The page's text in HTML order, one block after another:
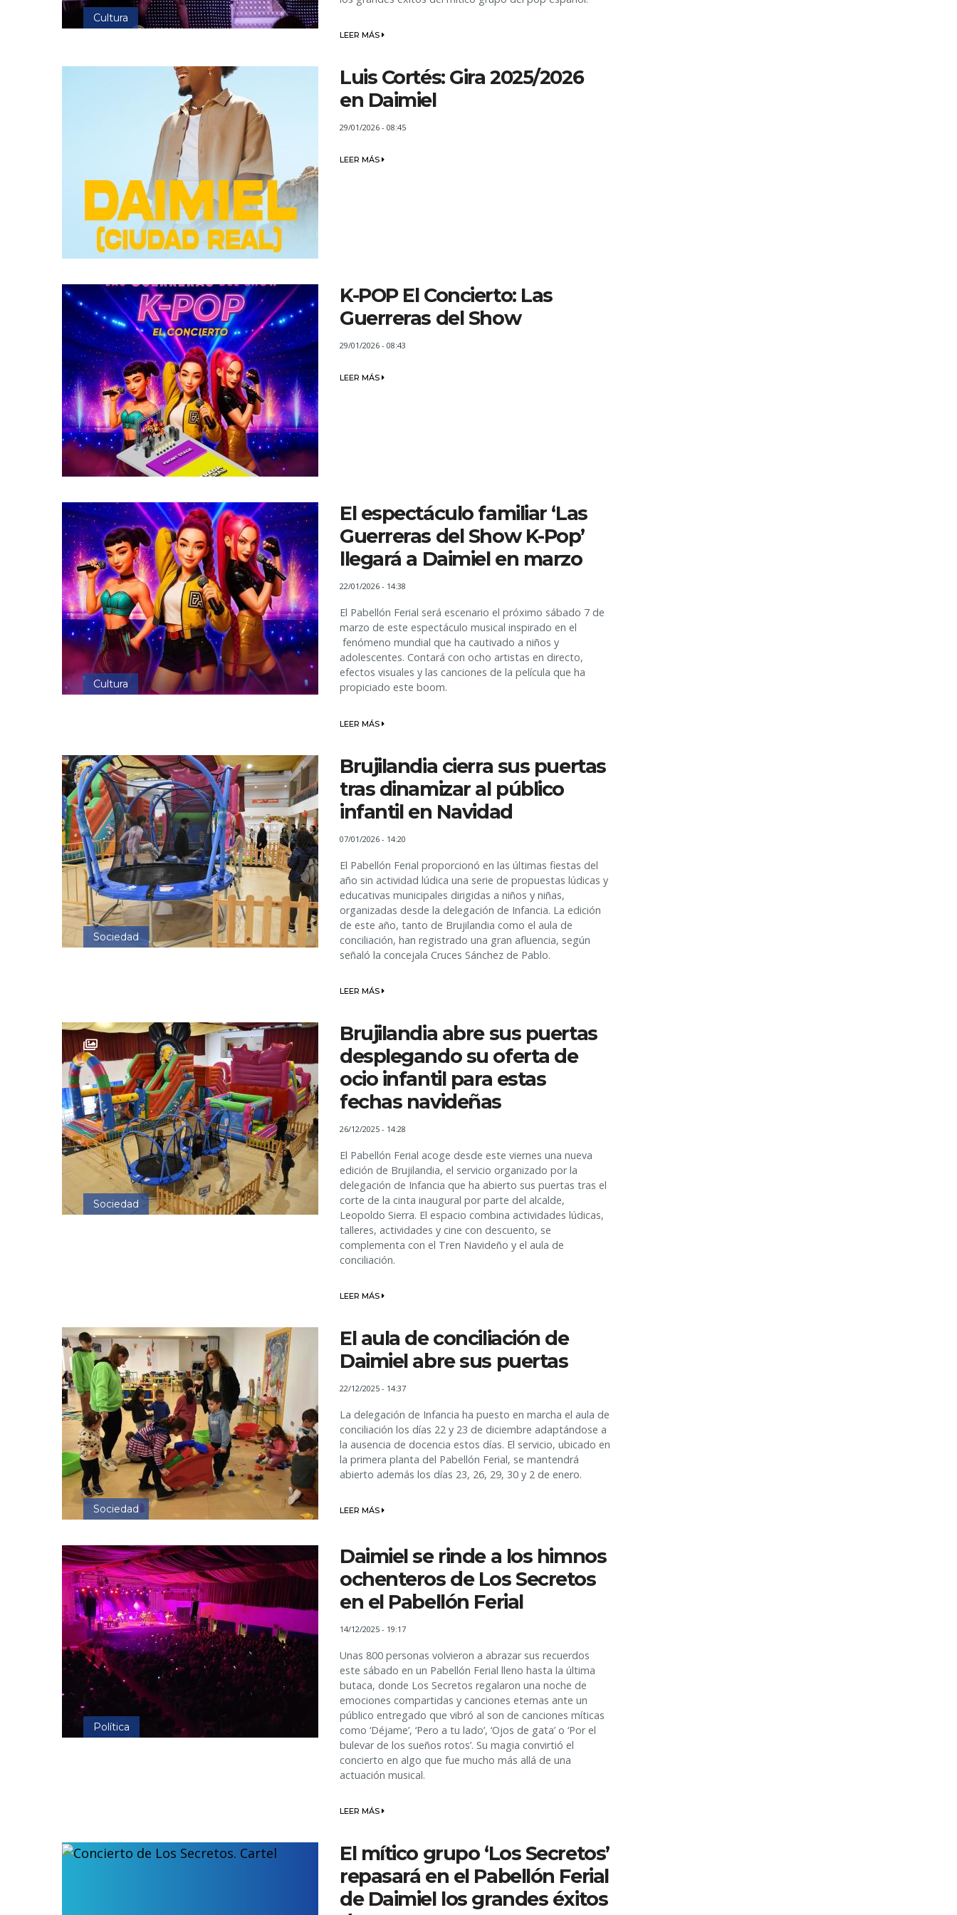
Cultura
LEER MÁS
Luis Cortés: Gira 2025/2026
en Daimiel
29/01/2026 - 08:45
LEER MÁS
K-POP El Concierto: Las
Guerreras del Show
29/01/2026 - 08:43
LEER MÁS
Cultura
El espectáculo familiar ‘Las
Guerreras del Show K-Pop’
llegará a Daimiel en marzo
22/01/2026 - 14:38
El Pabellón Ferial será escenario el próximo sábado 7 de
marzo de este espectáculo musical inspirado en el
fenómeno mundial que ha cautivado a niños y
adolescentes. Contará con ocho artistas en directo,
efectos visuales y las canciones de la película que ha
propiciado este boom.
LEER MÁS
Sociedad
Brujilandia cierra sus puertas
tras dinamizar al público
infantil en Navidad
07/01/2026 - 14:20
El Pabellón Ferial proporcionó en las últimas fiestas del
año sin actividad lúdica una serie de propuestas lúdicas y
educativas municipales dirigidas a niños y niñas,
organizadas desde la delegación de Infancia. La edición
de este año, tanto de Brujilandia como el aula de
conciliación, han registrado una gran afluencia, según
señaló la concejala Cruces Sánchez de Pablo.
LEER MÁS
Sociedad
Brujilandia abre sus puertas
desplegando su oferta de
ocio infantil para estas
fechas navideñas
26/12/2025 - 14:28
El Pabellón Ferial acoge desde este viernes una nueva
edición de Brujilandia, el servicio organizado por la
delegación de Infancia que ha abierto sus puertas tras el
corte de la cinta inaugural por parte del alcalde,
Leopoldo Sierra. El espacio combina actividades lúdicas,
talleres, actividades y cine con descuento, se
complementa con el Tren Navideño y el aula de
conciliación.
LEER MÁS
Sociedad
El aula de conciliación de
Daimiel abre sus puertas
22/12/2025 - 14:37
La delegación de Infancia ha puesto en marcha el aula de
conciliación los días 22 y 23 de diciembre adaptándose a
la ausencia de docencia estos días. El servicio, ubicado en
la primera planta del Pabellón Ferial, se mantendrá
abierto además los días 23, 26, 29, 30 y 2 de enero.
LEER MÁS
Política
Daimiel se rinde a los himnos
ochenteros de Los Secretos
en el Pabellón Ferial
14/12/2025 - 19:17
Unas 800 personas volvieron a abrazar sus recuerdos
este sábado en un Pabellón Ferial lleno hasta la última
butaca, donde Los Secretos regalaron una noche de
emociones compartidas y canciones eternas ante un
público entregado que vibró al son de canciones míticas
como ‘Déjame’, ‘Pero a tu lado’, ‘Ojos de gata’ o ‘Por el
bulevar de los sueños rotos’. Su magia convirtió el
concierto en algo que fue mucho más allá de una
actuación musical.
LEER MÁS
El mítico grupo ‘Los Secretos’
repasará en el Pabellón Ferial
de Daimiel los grandes éxitos